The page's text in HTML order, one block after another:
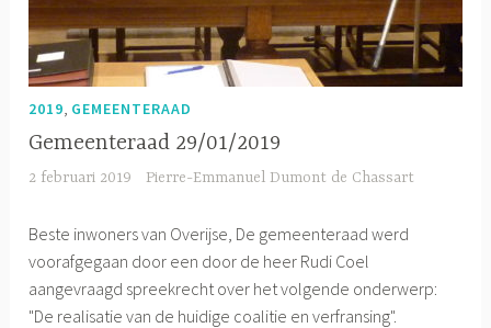
2019 GEMEENTERAAD
Gemeenteraad 29/01/2019
2 februari 2019 Pierre-Emmanuel Dumont de Chassart
Beste inwoners van Overijse, De gemeenteraad werd
voorafgegaan door een door de heer Rudi Coel
aangevraagd spreekrecht over het volgende onderwerp:
"De realisatie van de huidige coalitie en verfransing".